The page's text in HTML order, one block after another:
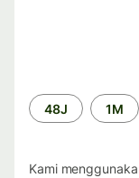
Periode
waktu
48J 1M
Kami